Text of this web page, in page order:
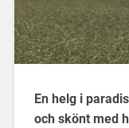
En helg i
och skönt med